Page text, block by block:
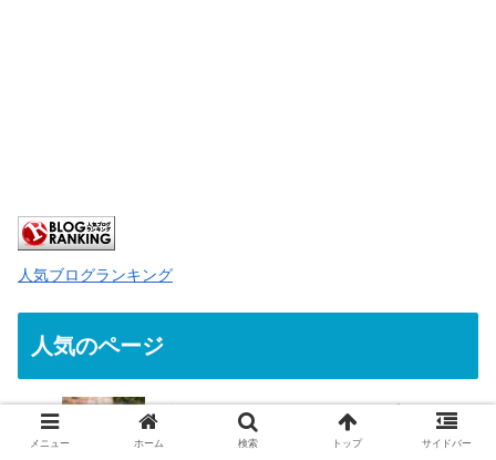
人気ブログランキング
人気のページ
超簡単｜iPhoneのバックアップをMacの
外付けHDDやSSDに保存する方法
メニュー ホーム 検索 トップ サイドバー